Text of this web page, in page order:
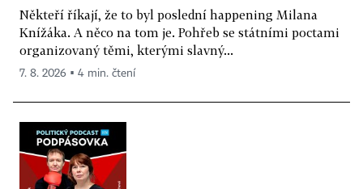
Někteří říkají, že to byl poslední happening Milana
Knížáka. A něco na tom je. Pohřeb se státními poctami
organizovaný těmi, kterými slavný...
7. 8. 2026 ▪ 4 min. čtení